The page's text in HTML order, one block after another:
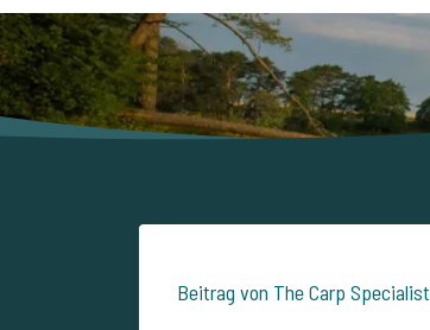
Beitrag von The Carp Specialist